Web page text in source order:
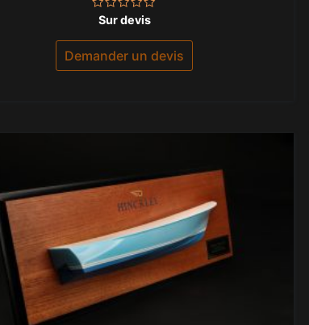
Note
sur
Sur devis
Demander un devis